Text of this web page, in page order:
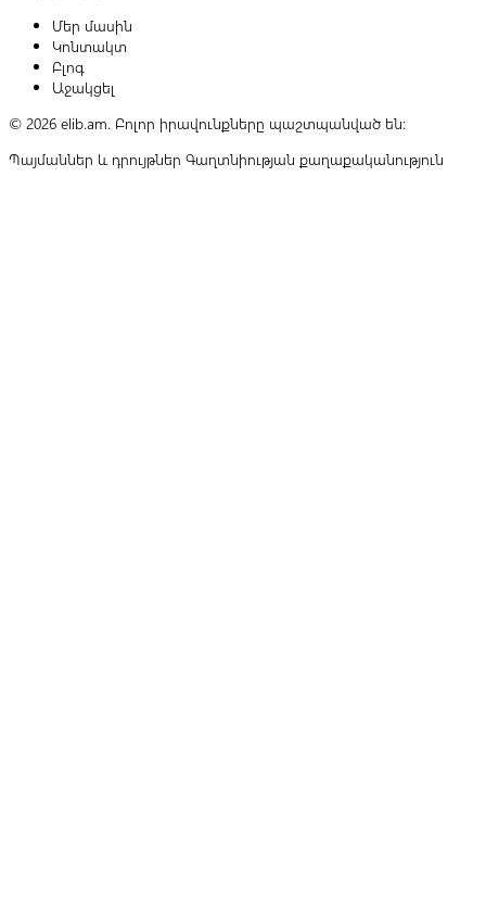
Մեր մասին
Կոնտակտ
Բլոգ
Աջակցել
© 2026 elib.am. Բոլոր իրավունքները պաշտպանված են:
Պայմաններ և դրույթներ Գաղտնիության քաղաքականություն